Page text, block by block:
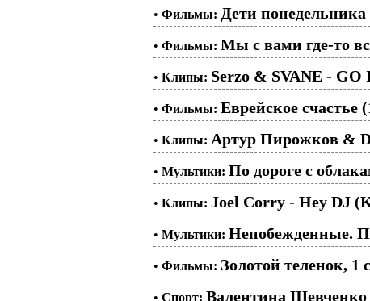
• Фильмы: Дети понедельника
• Фильмы: Мы с вами где-то
• Клипы: Serzo & SVANE - GO
• Фильмы: Еврейское счастье
• Клипы: Артур Пирожков &
• Мультики: По дороге с
• Клипы: Joel Corry - Hey DJ
• Мультики: Непобежденные.
• Фильмы: Золотой теленок, 1
• Спорт: Валентина Шевченко